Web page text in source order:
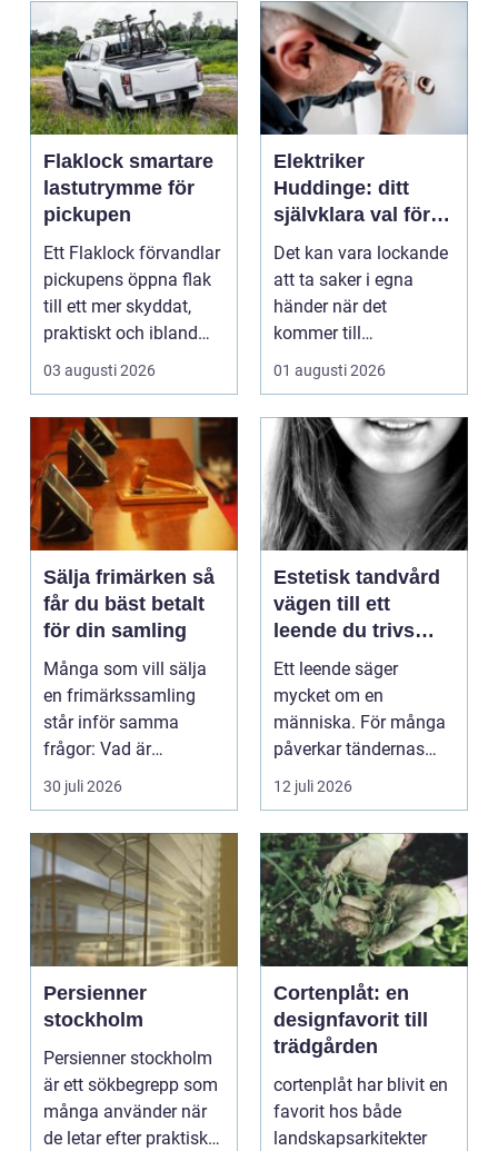
Flaklock smartare
lastutrymme för
pickupen
Ett Flaklock förvandlar
pickupens öppna flak
till ett mer skyddat,
praktiskt och ibland
också mer br...
03 augusti 2026
Elektriker
Huddinge: ditt
självklara val för
säker elinstallation
Det kan vara lockande
att ta saker i egna
händer när det
kommer till
hemförbättr...
01 augusti 2026
Sälja frimärken så
får du bäst betalt
för din samling
Många som vill sälja
en frimärkssamling
står inför samma
frågor: Vad är
samlingen värd? Var
vänder m...
30 juli 2026
Estetisk tandvård
vägen till ett
leende du trivs
med
Ett leende säger
mycket om en
människa. För många
påverkar tändernas
utseende både
självförtroendet ...
12 juli 2026
Persienner
stockholm
Persienner stockholm
är ett sökbegrepp som
många använder när
de letar efter praktiska
Cortenplåt: en
designfavorit till
trädgården
cortenplåt har blivit en
favorit hos både
landskapsarkitekter